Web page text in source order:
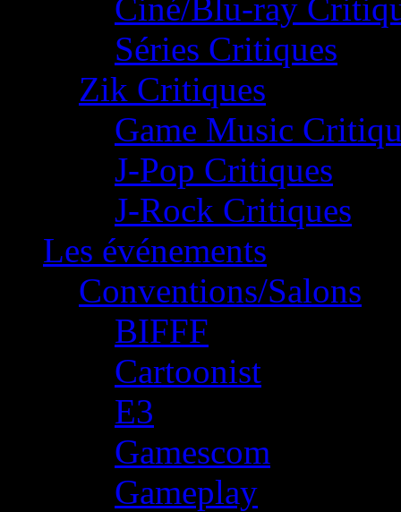
Ciné/Blu-ray
Séries Critiques
Zik Critiques
Game Music
J-Pop Critiques
J-Rock Critiques
Les événements
Conventions/Salons
BIFFF
Cartoonist
E3
Gamescom
Gameplay